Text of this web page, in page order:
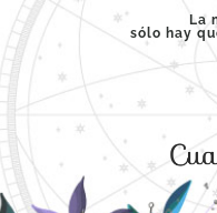
Saltar
contenido
La
sólo hay